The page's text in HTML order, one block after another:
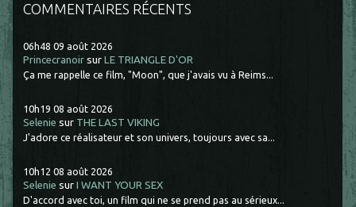
COMMENTAIRES RÉCENTS
06h48 09 août 2026
Princecranoir surLE TRIANGLE D'OR
Ça me rappelle ce film, "Moon", que j'avais vu à Reims...
10h19 08 août 2026
Selenie sur THE LAST VIKING
J'adore ce réalisateur et son univers, toujours avec sa...
10h12 08 août 2026
Selenie surI WANT YOUR SEX
D'accord avec toi, un film qui ne se prend pas au sérieux...